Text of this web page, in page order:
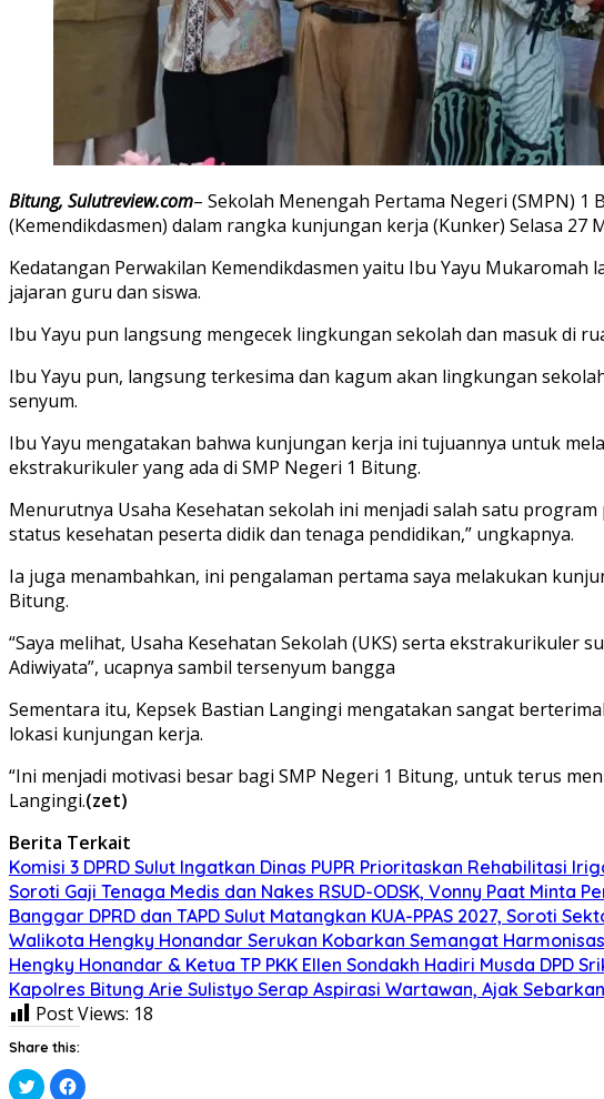
Bitung, Sulutreview.com– Sekolah Menengah Pertama Negeri (SMPN)
(Kemendikdasmen) dalam rangka kunjungan kerja (Kunker) Selasa 27
Kedatangan Perwakilan Kemendikdasmen yaitu Ibu Yayu Mukaromah
jajaran guru dan siswa.
Ibu Yayu pun langsung mengecek lingkungan sekolah dan masuk di
Ibu Yayu pun, langsung terkesima dan kagum akan lingkungan
senyum.
Ibu Yayu mengatakan bahwa kunjungan kerja ini tujuannya untuk
ekstrakurikuler yang ada di SMP Negeri 1 Bitung.
Menurutnya Usaha Kesehatan sekolah ini menjadi salah satu
status kesehatan peserta didik dan tenaga pendidikan,” ungkapnya.
Ia juga menambahkan, ini pengalaman pertama saya melakukan
Bitung.
“Saya melihat, Usaha Kesehatan Sekolah (UKS) serta ekstrakurikuler
Adiwiyata”, ucapnya sambil tersenyum bangga
Sementara itu, Kepsek Bastian Langingi mengatakan sangat
lokasi kunjungan kerja.
“Ini menjadi motivasi besar bagi SMP Negeri 1 Bitung, untuk terus
Langingi.(zet)
Berita Terkait
Komisi 3 DPRD Sulut Ingatkan Dinas PUPR Prioritaskan Rehabilitasi
Soroti Gaji Tenaga Medis dan Nakes RSUD-ODSK, Vonny Paat Minta
Banggar DPRD dan TAPD Sulut Matangkan KUA-PPAS 2027, Soroti
Walikota Hengky Honandar Serukan Kobarkan Semangat
Hengky Honandar & Ketua TP PKK Ellen Sondakh Hadiri Musda DPD
Kapolres Bitung Arie Sulistyo Serap Aspirasi Wartawan, Ajak
Post Views: 18
Share this:
Klik Klik